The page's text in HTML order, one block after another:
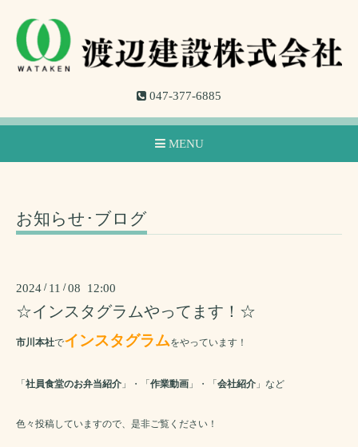
047-377-6885
MENU
お知らせ･ブログ
2024 / 11 /08 12:00
☆インスタグラムやってます！☆
市川本社でインスタグラムをやっています！
「社員食堂のお弁当紹介 」・「作業動画 」・「会社紹介 」など
色々投稿していますので、是非ご覧ください！